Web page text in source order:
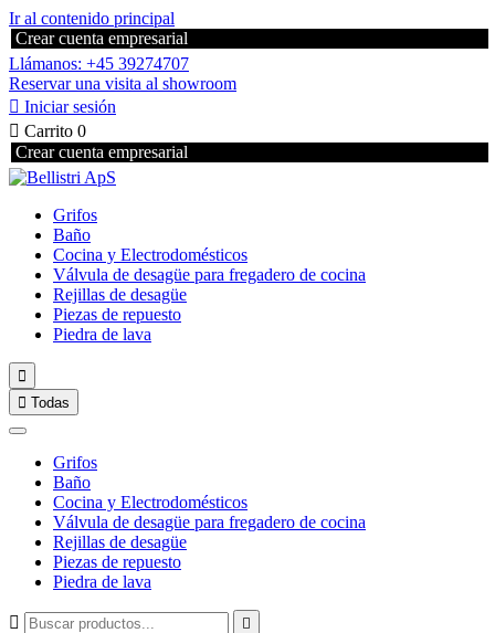
Ir al contenido principal
Crear cuenta empresarial
Llámanos: +45 39274707
Reservar una visita al showroom
 Iniciar sesión
 Carrito 0
Crear cuenta empresarial
Grifos
Baño
Cocina y Electrodomésticos
Válvula de desagüe para fregadero de cocina
Rejillas de desagüe
Piezas de repuesto
Piedra de lava

 Todas
Grifos
Baño
Cocina y Electrodomésticos
Válvula de desagüe para fregadero de cocina
Rejillas de desagüe
Piezas de repuesto
Piedra de lava
 